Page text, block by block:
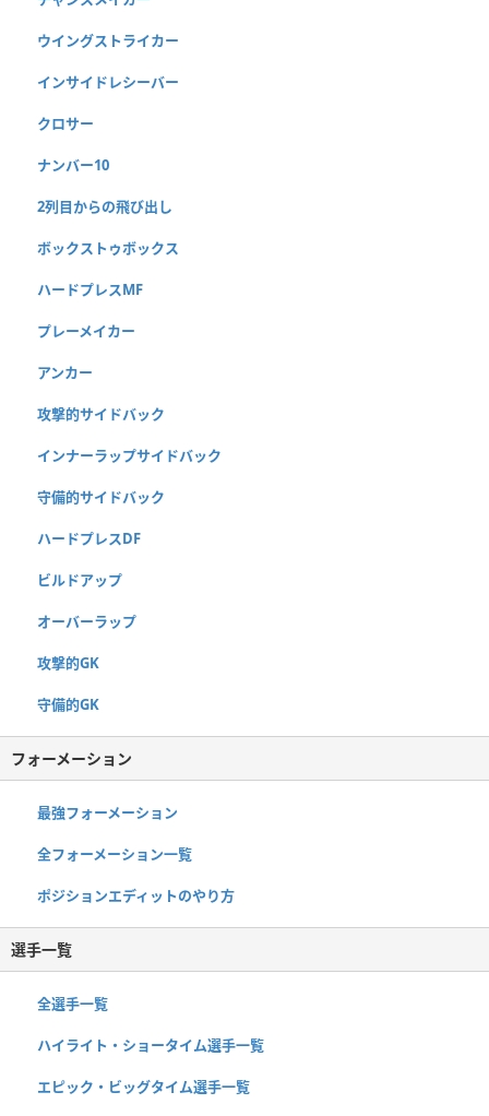
ウイングストライカー
インサイドレシーバー
クロサー
ナンバー10
2列目からの飛び出し
ボックストゥボックス
ハードプレスMF
プレーメイカー
アンカー
攻撃的サイドバック
インナーラップサイドバック
守備的サイドバック
ハードプレスDF
ビルドアップ
オーバーラップ
攻撃的GK
守備的GK
フォーメーション
最強フォーメーション
全フォーメーション一覧
ポジションエディットのやり方
選手一覧
全選手一覧
ハイライト・ショータイム選手一覧
エピック・ビッグタイム選手一覧